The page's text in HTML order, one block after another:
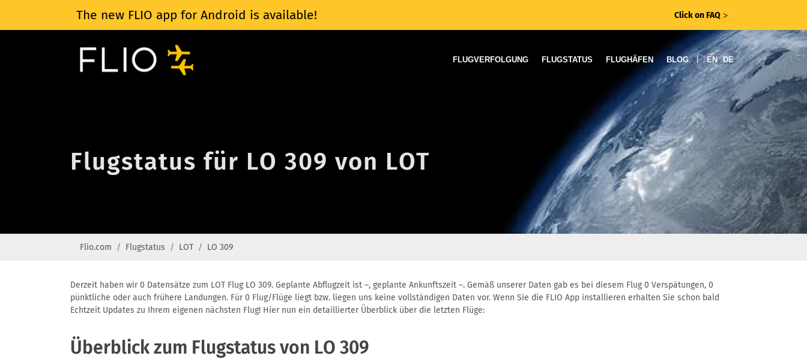
The new FLIO app for Android is available! Click on FAQ ᐳ
FLUGVERFOLGUNG FLUGSTATUS FLUGHÄFEN BLOG | EN DE
Flugstatus für LO 309 von LOT
Flio.com Flugstatus LOT LO 309
Derzeit haben wir 0 Datensätze zum LOT Flug LO 309. Geplante Abflugzeit ist –, geplante Ankunftszeit –. Gemäß unserer Daten gab es bei diesem Flug 0 Verspätungen, 0
pünktliche oder auch frühere Landungen. Für 0 Flug/Flüge liegt bzw. liegen uns keine vollständigen Daten vor. Wenn Sie die FLIO App installieren erhalten Sie schon bald
Echtzeit Updates zu Ihrem eigenen nächsten Flug! Hier nun ein detaillierter Überblick über die letzten Flüge:
Überblick zum Flugstatus von LO 309